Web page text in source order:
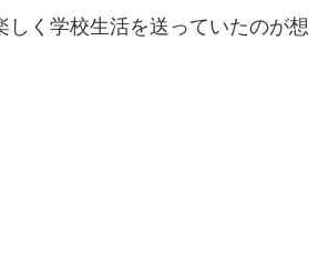
しく学校生活を送っていたのが想